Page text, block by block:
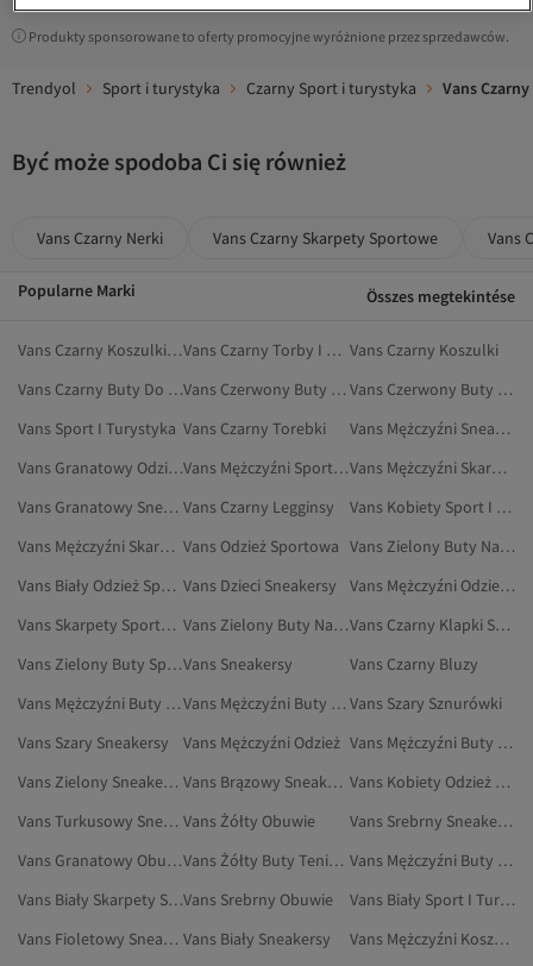
Produkty sponsorowane to oferty promocyjne wyróżnione przez sprzedawców.
Trendyol Sport i turystyka Czarny Sport i turystyka Vans
Być może spodoba Ci się również
Vans Czarny Nerki Vans Czarny Skarpety Sportowe Vans
Popularne Marki Összes megtekintése
Vans Czarny Koszulki Sportowe Vans Czarny Torby I Torebki Vans Czarny Koszulki
Vans Czarny Buty Do Biegania I Treningu
Vans Czerwony Buty Tenisowe
Vans Czerwony Buty Do Chodzenia
Vans Sport I Turystyka Vans Czarny Torebki
Vans Mężczyźni Sneakersy
Vans Granatowy Odzież Sportowa
Vans Mężczyźni Sport I Turystyka
Vans Mężczyźni Skarpety Sportowe
Vans Granatowy Sneakersy Vans Czarny Legginsy
Vans Kobiety Sport I Turystyka
Vans Mężczyźni Skarpety Vans Odzież Sportowa
Vans Zielony Buty Na Płaskim Obcasie
Vans Biały Odzież Sportowa Vans Dzieci Sneakersy
Vans Mężczyźni Odzież Sportowa
Vans Skarpety Sportowe
Vans Zielony Buty Na Co Dzień
Vans Czarny Klapki Sportowe
Vans Zielony Buty SportoweVans Sneakersy
Vans Czarny Bluzy
Vans Mężczyźni Buty Na Płaskim Obcasie
Vans Mężczyźni Buty Na Co Dzień Vans Szary Sznurówki
Vans Szary Sneakersy
Vans Mężczyźni Odzież
Vans Mężczyźni Buty Tenisowe
Vans Zielony Sneakersy
Vans Brązowy Sneakersy
Vans Kobiety Odzież Sportowa
Vans Turkusowy Sneakersy Vans Żółty Obuwie
Vans Srebrny Sneakersy
Vans Granatowy Obuwie
Vans Żółty Buty Tenisowe
Vans Mężczyźni Buty Sportowe
Vans Biały Skarpety SportoweVans Srebrny Obuwie
Vans Biały Sport I Turystyka
Vans Fioletowy Sneakersy Vans Biały Sneakersy
Vans Mężczyźni Koszulki Sportowe